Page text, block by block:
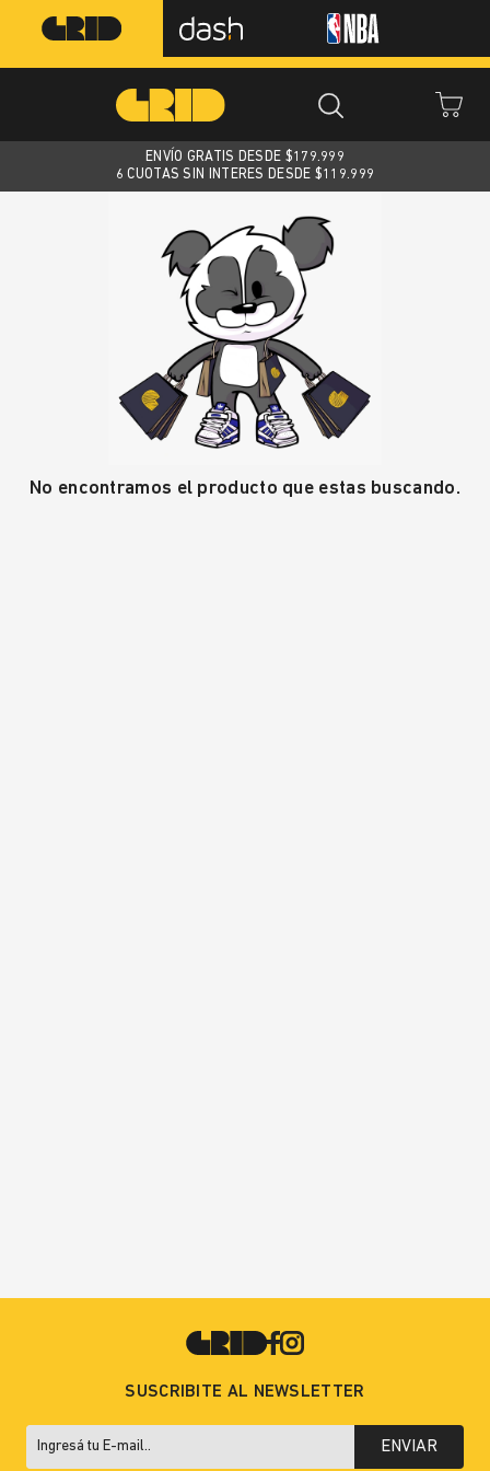
ENVÍO GRATIS DESDE $179.999
6 CUOTAS SIN INTERES DESDE $119.999
No encontramos el producto que estas buscando.
SUSCRIBITE AL NEWSLETTER
ENVIAR